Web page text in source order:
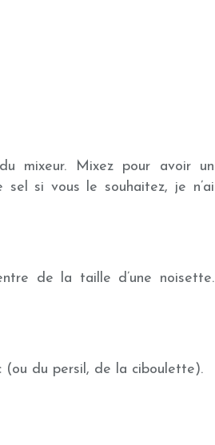
mixeur. Mixez pour avoir un
sel si vous le souhaitez, je n’ai
de la taille d’une noisette.
(ou du persil, de la ciboulette).